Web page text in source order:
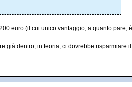
euro (il cui unico vantaggio, a quanto pare, è
già dentro, in teoria, ci dovrebbe risparmiare il